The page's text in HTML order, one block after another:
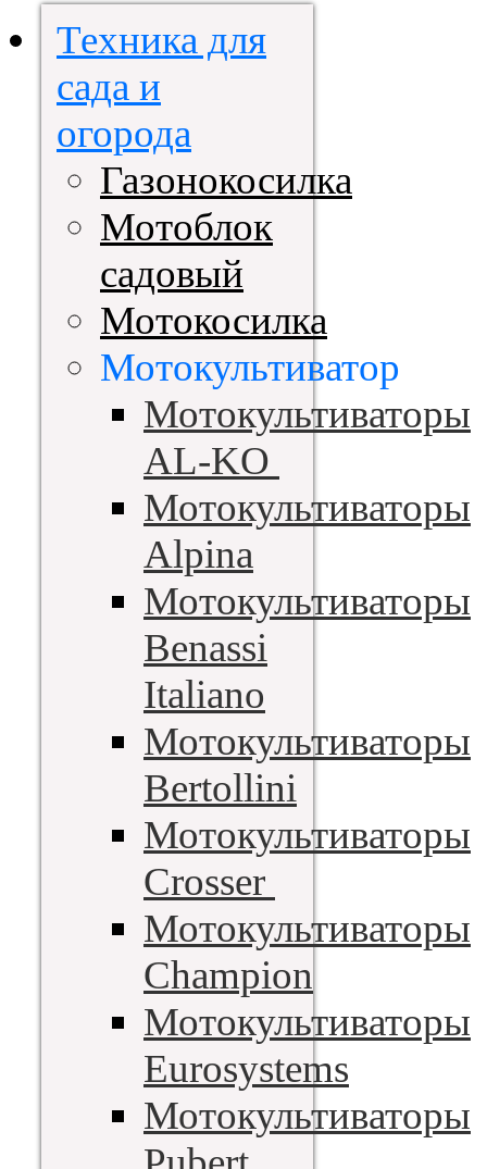
Техника для
сада и
огорода
Газонокосилка
Мотоблок
садовый
Мотокосилка
Мотокультиватор
Мотокультиваторы
AL-KO
Мотокультиваторы
Alpina
Мотокультиваторы
Benassi
Italiano
Мотокультиваторы
Bertollini
Мотокультиваторы
Crosser
Мотокультиваторы
Champion
Мотокультиваторы
Eurosystems
Мотокультиваторы